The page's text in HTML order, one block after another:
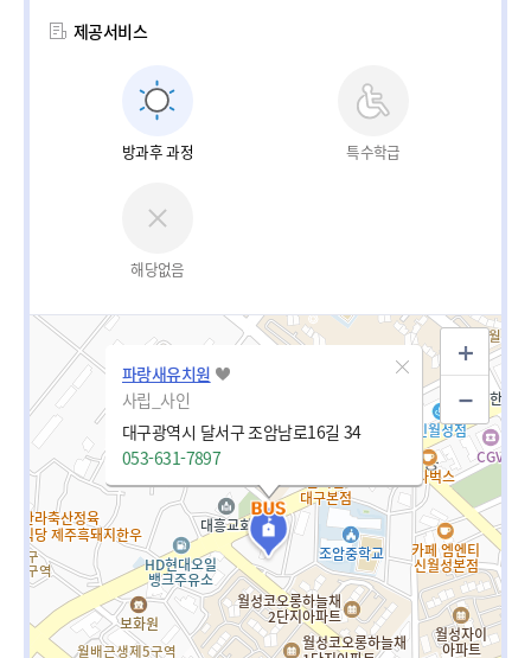
제공서비스
방과후 과정 특수학급
해당없음
파랑새유치원
사립_사인
대구광역시 달서구 조암남로16길 34
053-631-7897